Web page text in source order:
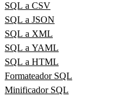
SQL a CSV
SQL a JSON
SQL a XML
SQL a YAML
SQL a HTML
Formateador SQL
Minificador SQL